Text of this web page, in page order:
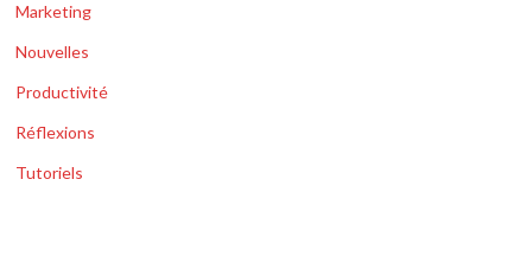
Marketing
Nouvelles
Productivité
Réflexions
Tutoriels